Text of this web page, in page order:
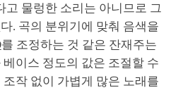
고 물렁한 소리는 아니므로 그
. 곡의 분위기에 맞춰 음색을
조정하는 것 같은 잔재주는
이스 정도의 값은 조절할 수
작 없이 가볍게 많은 노래를